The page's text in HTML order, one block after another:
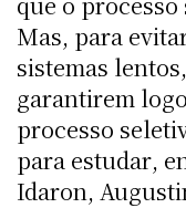
Mas, para
sistemas
garantirem
processo
para estudar,
Idaron,